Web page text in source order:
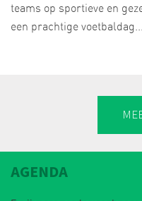
teams op sportieve en
een prachtige voetbaldag....
AGENDA